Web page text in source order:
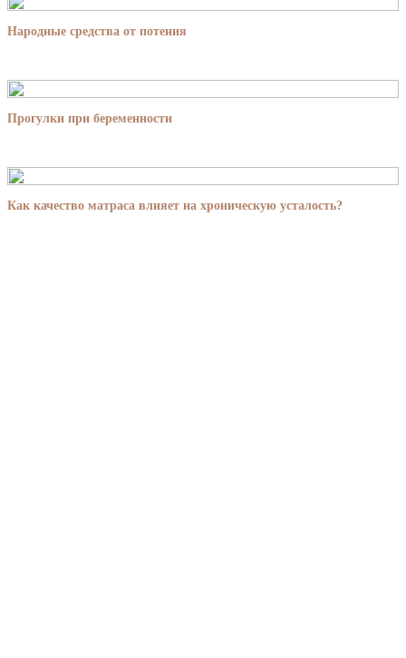
Народные средства от потения
Прогулки при беременности
Как качество матраса влияет на хроническую усталость?